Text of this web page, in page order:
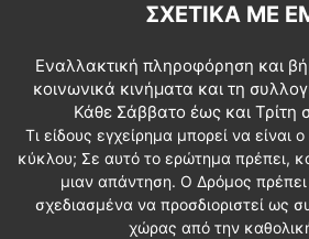
ΣΧΕΤΙΚΆ ΜΕ
Εναλλακτική πληροφόρηση και
κοινωνικά κινήματα και τη
Κάθε Σάββατο έως και Τρίτη
Τι είδους εγχείρημα μπορεί να είναι
κύκλου; Σε αυτό το ερώτημα πρέπει,
μιαν απάντηση. Ο Δρόμος πρέπει
σχεδιασμένα να προσδιοριστεί ως
χώρας από την